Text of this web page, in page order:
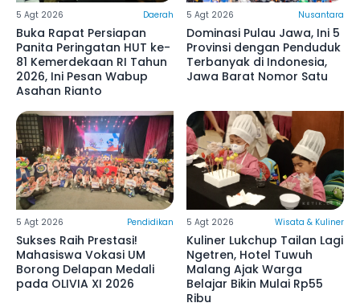
5 Agt 2026 Daerah
Buka Rapat Persiapan
Panita Peringatan HUT ke-
81 Kemerdekaan RI Tahun
2026, Ini Pesan Wabup
Asahan Rianto
5 Agt 2026 Nusantara
Dominasi Pulau Jawa, Ini 5
Provinsi dengan Penduduk
Terbanyak di Indonesia,
Jawa Barat Nomor Satu
5 Agt 2026 Pendidikan
Sukses Raih Prestasi!
Mahasiswa Vokasi UM
Borong Delapan Medali
pada OLIVIA XI 2026
5 Agt 2026 Wisata & Kuliner
Kuliner Lukchup Tailan Lagi
Ngetren, Hotel Tuwuh
Malang Ajak Warga
Belajar Bikin Mulai Rp55
Ribu